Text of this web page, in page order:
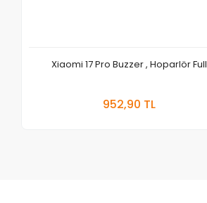
Xiaomi 17 Pro Buzzer , Hoparlör Full
952,90 TL